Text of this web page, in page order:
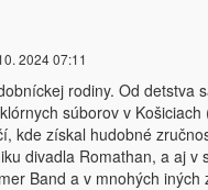
2024 07:11
rodiny. Od detstva
súborov v Košiciach
kde získal hudobné
divadla Romathan, a aj v
Band a v mnohých iných